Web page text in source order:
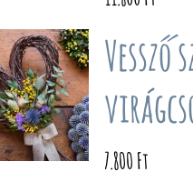
7.800 Ft